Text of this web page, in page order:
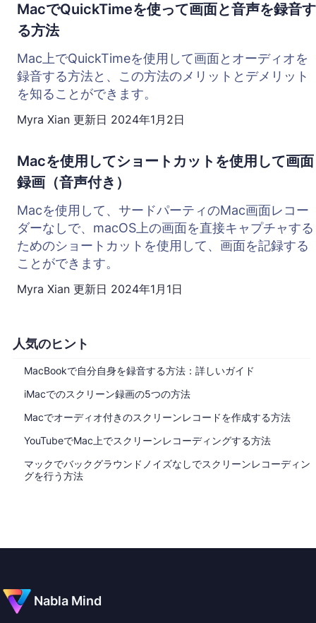
人気のヒント
MacBookで自分自身を録音する方法：詳しいガイド
iMacでのスクリーン録画の5つの方法
Macでオーディオ付きのスクリーンレコードを作成する方法
YouTubeでMac上でスクリーンレコーディングする方法
マックでバックグラウンドノイズなしでスクリーンレコーディン
グを行う方法
MacでQuickTimeを使って画面と音声を録音す
る方法
Mac上でQuickTimeを使用して画面とオーディオを
録音する方法と、この方法のメリットとデメリット
を知ることができます。
Myra Xian 更新日 2024年1月2日
Macを使用してショートカットを使用して画面
録画（音声付き）
Macを使用して、サードパーティのMac画面レコー
ダーなしで、macOS上の画面を直接キャプチャする
ためのショートカットを使用して、画面を記録する
ことができます。
Myra Xian 更新日 2024年1月1日
Nabla Mind